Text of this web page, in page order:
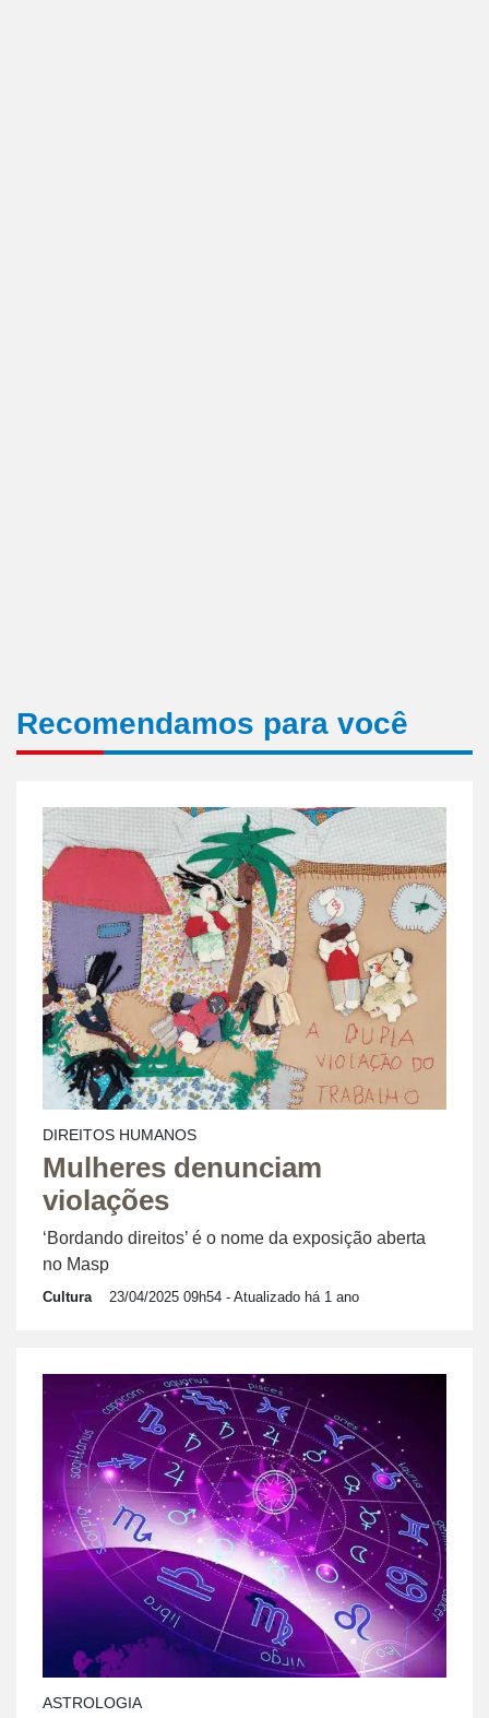
Recomendamos para você
DIREITOS HUMANOS
Mulheres denunciam
violações
‘Bordando direitos’ é o nome da exposição aberta
no Masp
Cultura 23/04/2025 09h54 - Atualizado há 1 ano
ASTROLOGIA